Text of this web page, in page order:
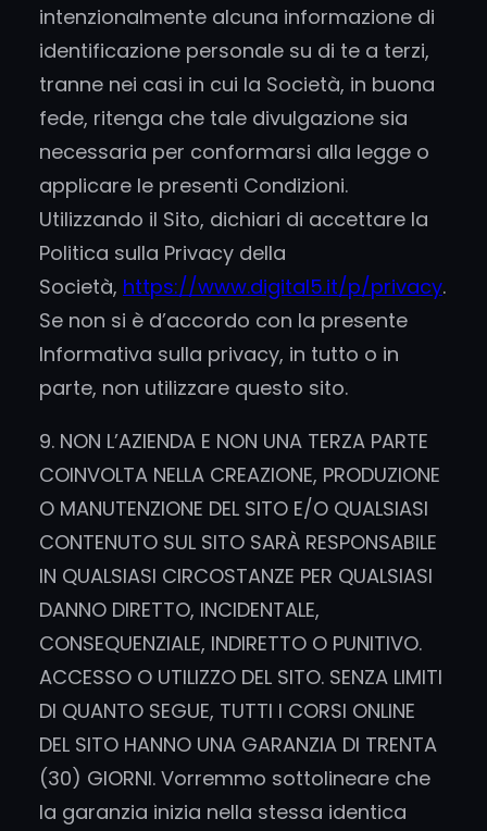
intenzionalmente alcuna informazione di
identificazione personale su di te a terzi,
tranne nei casi in cui la Società, in buona
fede, ritenga che tale divulgazione sia
necessaria per conformarsi alla legge o
applicare le presenti Condizioni.
Utilizzando il Sito, dichiari di accettare la
Politica sulla Privacy della
Società, https://www.digital5.it/p/privacy.
Se non si è d’accordo con la presente
Informativa sulla privacy, in tutto o in
parte, non utilizzare questo sito.
9. NON L’AZIENDA E NON UNA TERZA PARTE
COINVOLTA NELLA CREAZIONE, PRODUZIONE
O MANUTENZIONE DEL SITO E/O QUALSIASI
CONTENUTO SUL SITO SARÀ RESPONSABILE
IN QUALSIASI CIRCOSTANZE PER QUALSIASI
DANNO DIRETTO, INCIDENTALE,
CONSEQUENZIALE, INDIRETTO O PUNITIVO.
ACCESSO O UTILIZZO DEL SITO. SENZA LIMITI
DI QUANTO SEGUE, TUTTI I CORSI ONLINE
DEL SITO HANNO UNA GARANZIA DI TRENTA
(30) GIORNI. Vorremmo sottolineare che
la garanzia inizia nella stessa identica